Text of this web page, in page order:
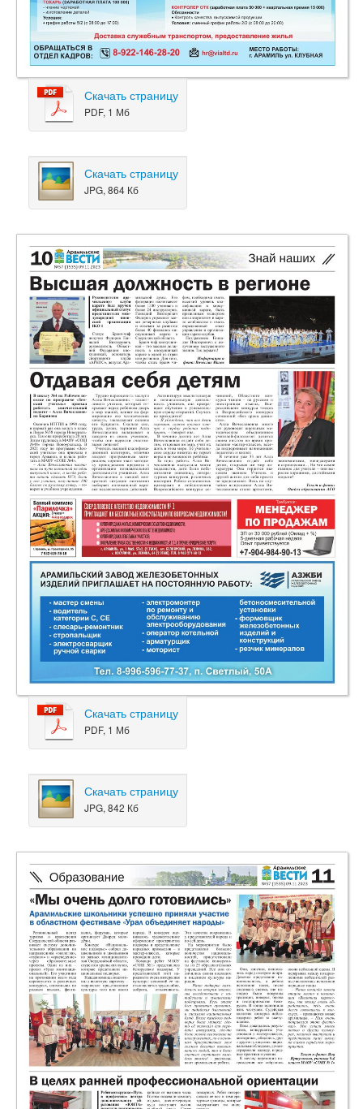
Скачать страницу
PDF, 1 Мб
Скачать страницу
JPG, 864 Кб
Скачать страницу
PDF, 1 Мб
Скачать страницу
JPG, 842 Кб